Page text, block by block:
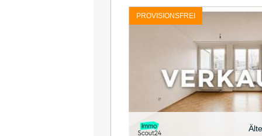
PROVISIONSFREI